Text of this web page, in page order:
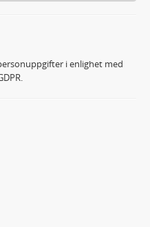
i enlighet med